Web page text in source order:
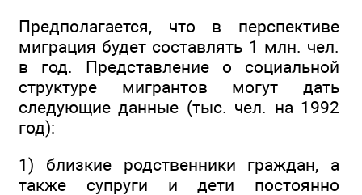
Предполагается, что в перспективе
миграция будет составлять 1 млн. чел.
в год. Представление о социальной
структуре мигрантов могут дать
следующие данные (тыс. чел. на 1992
год):
1) близкие родственники граждан, а
также супруги и дети постоянно